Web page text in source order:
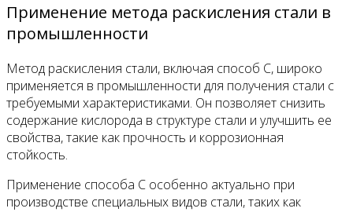
Применение метода раскисления стали в
промышленности
Метод раскисления стали, включая способ C, широко
применяется в промышленности для получения стали с
требуемыми характеристиками. Он позволяет снизить
содержание кислорода в структуре стали и улучшить ее
свойства, такие как прочность и коррозионная
стойкость.
Применение способа C особенно актуально при
производстве специальных видов стали, таких как